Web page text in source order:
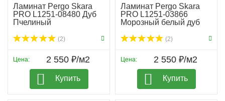
Ламинат Pergo Skara
PRO L1251-08480 Дуб
Пчелиный
(2)
Цена: 2 550 ₽/м2
Купить
Ламинат Pergo Skara
PRO L1251-03866
Морозный белый дуб
(2)
Цена: 2 550 ₽/м2
Купить